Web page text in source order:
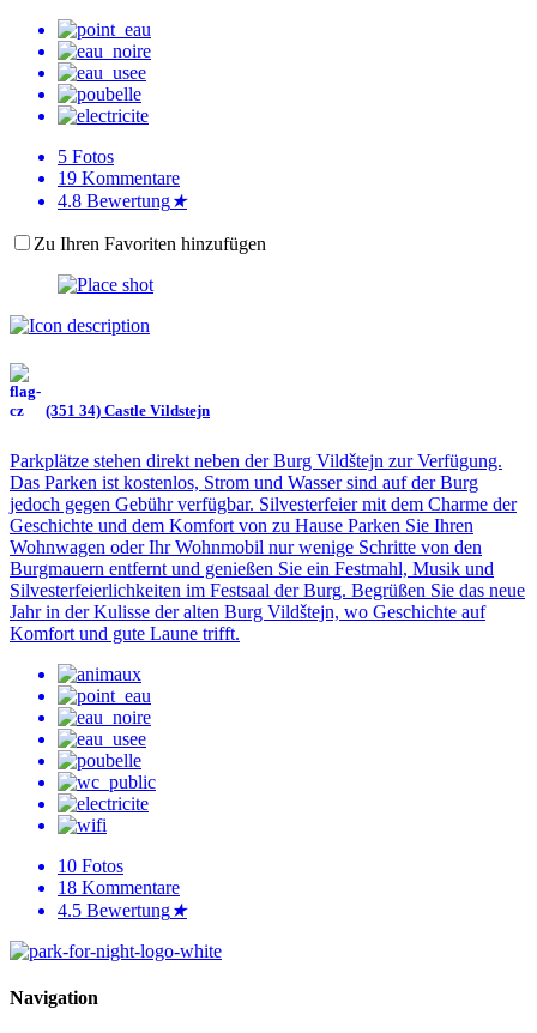
5 Fotos
19 Kommentare
4.8 Bewertung★
Zu Ihren Favoriten hinzufügen
(351 34) Castle Vildstejn
Parkplätze stehen direkt neben der Burg Vildštejn zur Verfügung.
Das Parken ist kostenlos, Strom und Wasser sind auf der Burg
jedoch gegen Gebühr verfügbar. Silvesterfeier mit dem Charme der
Geschichte und dem Komfort von zu Hause Parken Sie Ihren
Wohnwagen oder Ihr Wohnmobil nur wenige Schritte von den
Burgmauern entfernt und genießen Sie ein Festmahl, Musik und
Silvesterfeierlichkeiten im Festsaal der Burg. Begrüßen Sie das neue
Jahr in der Kulisse der alten Burg Vildštejn, wo Geschichte auf
Komfort und gute Laune trifft.
10 Fotos
18 Kommentare
4.5 Bewertung★
Navigation